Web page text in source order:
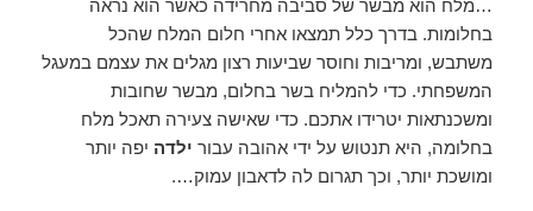
…מלח הוא מבשר של סביבה מחרידה כאשר הוא נראה
בחלומות. בדרך כלל תמצאו אחרי חלום המלח שהכל
משתבש, ומריבות וחוסר שביעות רצון מגלים את עצמם במעגל
המשפחתי. כדי להמליח בשר בחלום, מבשר שחובות
ומשכנתאות יטרידו אתכם. כדי שאישה צעירה תאכל מלח
בחלומה, היא תנטוש על ידי אהובה עבור ילדה יפה יותר
ומושכת יותר, וכך תגרום לה לדאבון עמוק….